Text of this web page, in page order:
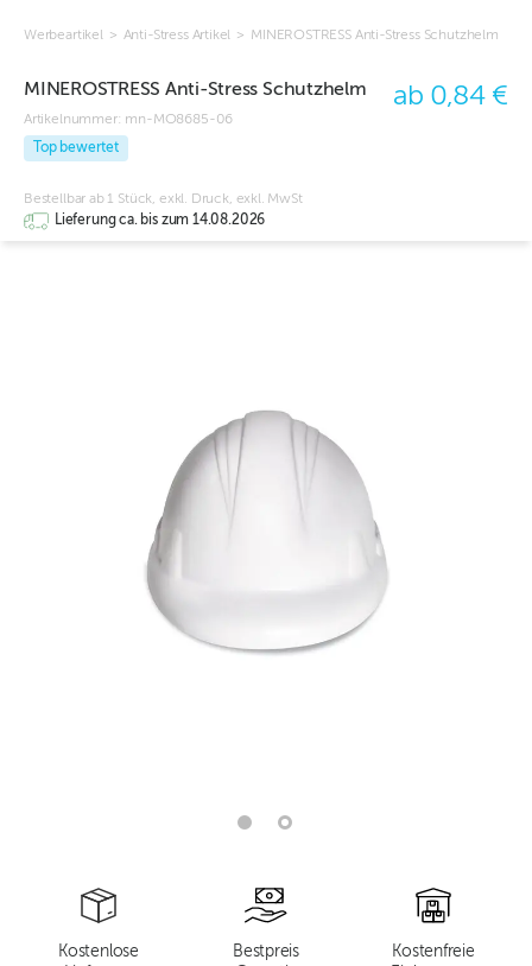
Werbeartikel > Anti-Stress Artikel > MINEROSTRESS Anti-Stress Schutzhelm
MINEROSTRESS Anti-Stress Schutzhelm
Artikelnummer: mn-MO8685-06
Top bewertet
ab 0,84 €
Bestellbar ab 1 Stück, exkl. Druck, exkl. MwSt
Lieferung ca. bis zum 14.08.2026
Kostenlose
Bestpreis
Kostenfreie